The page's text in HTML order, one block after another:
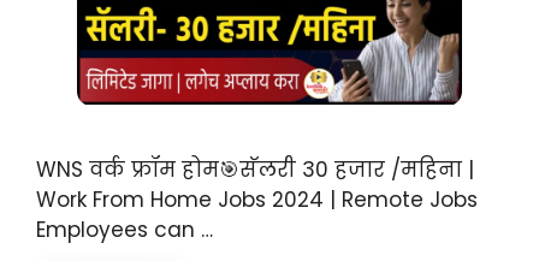
WNS वर्क फ्रॉम होम🎯सॅलरी 30 हजार /महिना |
Work From Home Jobs 2024 | Remote Jobs
Employees can …